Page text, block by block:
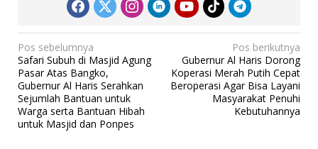
N
a
v
i
g
Pos sebelumnya
Safari Subuh di Masjid Agung
Pasar Atas Bangko,
Gubernur Al Haris Serahkan
Sejumlah Bantuan untuk
Warga serta Bantuan Hibah
untuk Masjid dan Ponpes
Pos berikutnya
Gubernur Al Haris Dorong
Koperasi Merah Putih Cepat
Beroperasi Agar Bisa Layani
Masyarakat Penuhi
Kebutuhannya